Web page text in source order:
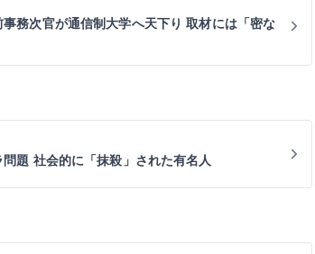
事務次官が通信制大学へ天下り 取材には「密な
題 社会的に「抹殺」された有名人